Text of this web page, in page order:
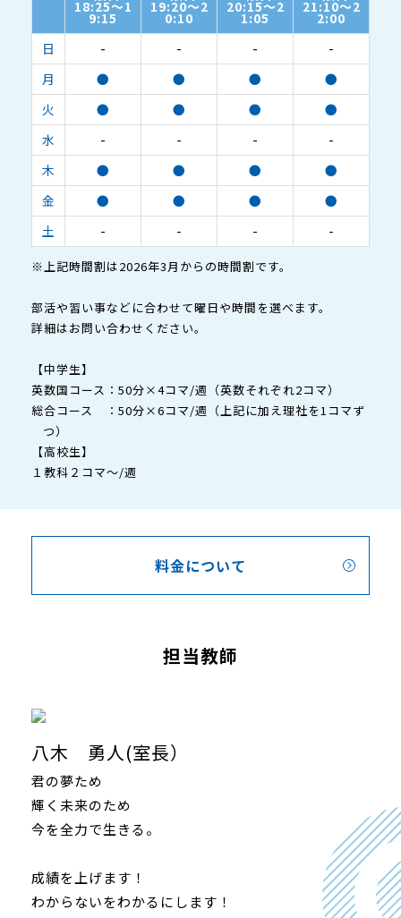
18:25～1
9:15
19:20～2
0:10
20:15～2
1:05
21:10～2
2:00
日
- - -
-
月
● ● ●
●
火
● ● ●
●
水
- - -
-
木
● ● ●
●
金
● ● ●
●
土
- - - -
※上記時間割は2026年3月からの時間割です。
部活や習い事などに合わせて曜日や時間を選べます。
詳細はお問い合わせください。
【中学生】
英数国コース：50分×4コマ/週（英数それぞれ2コマ）
総合コース ：50分×6コマ/週（上記に加え理社を1コマず
つ）
【高校生】
１教科２コマ～/週
料金について
担当教師
八木 勇人(室長）
君の夢ため
輝く未来のため
今を全力で生きる。
成績を上げます！
わからないをわかるにします！